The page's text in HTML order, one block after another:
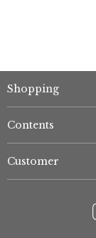
Shopping
Contents
Customer